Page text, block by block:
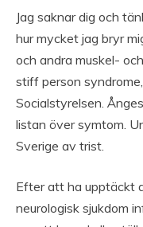
Jag saknar dig och
hur mycket jag bryr
och andra muskel-
stiff person
Socialstyrelsen.
listan över symtom.
Sverige av trist.
Efter att ha upptäckt
neurologisk sjukdom